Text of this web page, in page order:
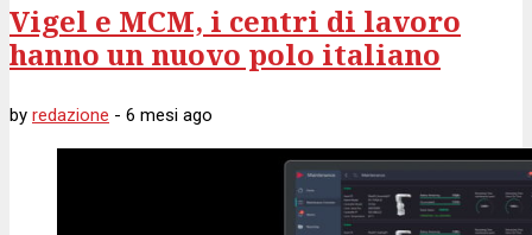
Vigel e MCM, i centri di lavoro
hanno un nuovo polo italiano
by redazione - 6 mesi ago